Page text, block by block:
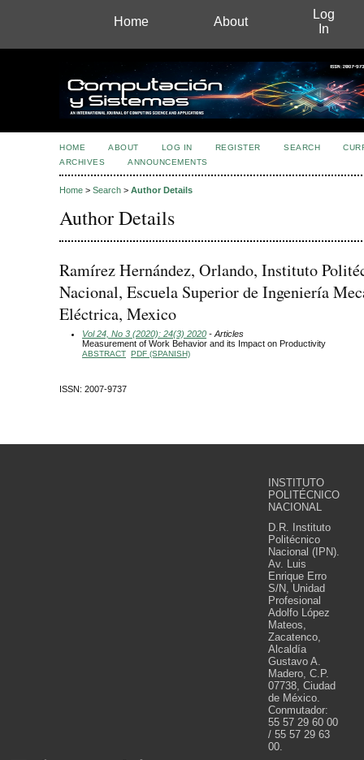
Home About
Log
In
HOME ABOUT LOG IN REGISTER SEARCH
ARCHIVES
ANNOUNCEMENTS
Home > Search > Author Details
Author Details
Ramírez Hernández, Orlando, Instituto
Nacional, Escuela Superior de Ingeniería
Eléctrica, Mexico
Vol 24, No 3 (2020): 24(3) 2020 - Articles
Measurement of Work Behavior and its Impact on Productivity
ABSTRACT PDF (SPANISH)
ISSN: 2007-9737
INSTITUTO
POLITÉCNICO
NACIONAL
D.R. Instituto
Politécnico
Nacional (IPN).
Av. Luis
Enrique Erro
S/N, Unidad
Profesional
Adolfo López
Mateos,
Zacatenco,
Alcaldía
Gustavo A.
Madero, C.P.
07738, Ciudad
de México.
Conmutador:
55 57 29 60 00
/ 55 57 29 63
00.